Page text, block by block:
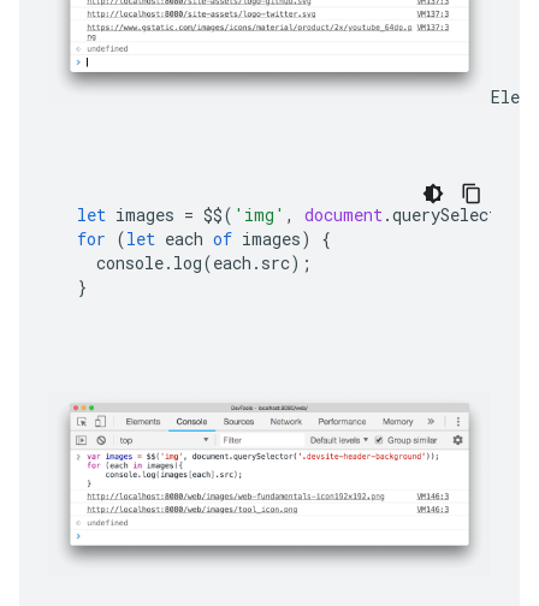
let images = $$( 'img' , document.querySelector
for (let each of images)
{
console. log(each . src);
}